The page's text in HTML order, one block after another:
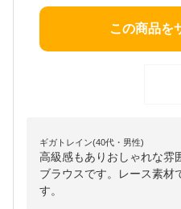
この商品を
ギガトレイン(40代・男性)
高級感もありおしゃれな雰
ブラウスです。レース素材
す。